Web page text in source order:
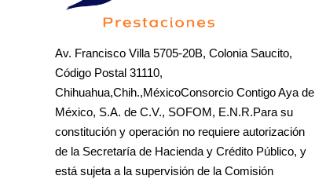
Av. Francisco Villa 5705-20B, Colonia Saucito,
Código Postal 31110,
Chihuahua,Chih.,MéxicoConsorcio Contigo Aya de
México, S.A. de C.V., SOFOM, E.N.R.Para su
constitución y operación no requiere autorización
de la Secretaría de Hacienda y Crédito Público, y
está sujeta a la supervisión de la Comisión